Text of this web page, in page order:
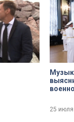
25 июля